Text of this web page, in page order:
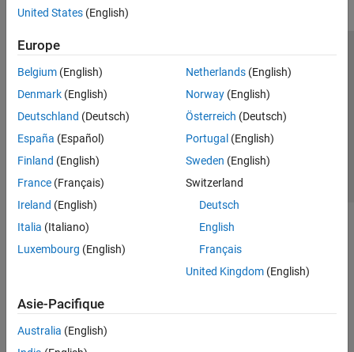
United States (English)
Europe
Belgium (English)
Denmark (English)
Deutschland (Deutsch)
España (Español)
Finland (English)
France (Français)
Ireland (English)
Italia (Italiano)
Luxembourg (English)
Netherlands(English)
Norway(English)
Österreich (Deutsch)
Portugal (English)
Sweden (English)
Switzerland
Deutsch
English
Français
United Kingdom(English)
Asie-Pacifique
Australia (English)
Lutte anti-piratage
Contacts locaux
© 1994-2026 The MathWorks, Inc.